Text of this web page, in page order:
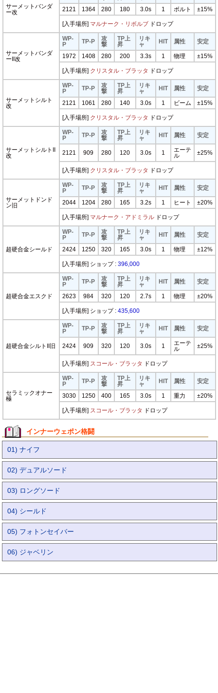
サーメットバンダ
ー改
2121 1364 280 180 3.0s 1 ボルト ±15%
[入手場所] マルナーク・リボルブドロップ
サーメットバンダ
ーII改
WP-
P
TP-P
攻
撃
TP上
昇
リキ
ャ
HIT 属性 安定
1972 1408 280 200 3.3s 1 物理 ±15%
[入手場所] クリスタル・ブラッタ ドロップ
サーメットシルト
改
WP-
P
TP-P
攻
撃
TP上
昇
リキ
ャ
HIT 属性 安定
2121 1061 280 140 3.0s 1 ビーム ±15%
[入手場所] クリスタル・ブラッタ ドロップ
サーメットシルトII
改
WP-
P
TP-P
攻
撃
TP上
昇
リキ
ャ
HIT 属性 安定
2121 909 280 120 3.0s 1
エーテ
ル
±25%
[入手場所] クリスタル・ブラッタ ドロップ
サーメットドンド
ン旧
WP-
P
TP-P
攻
撃
TP上
昇
リキ
ャ
HIT 属性 安定
2044 1204 280 165 3.2s 1 ヒート ±20%
[入手場所] マルナーク・アドミラルドロップ
超硬合金シールド
WP-
P
TP-P
攻
撃
TP上
昇
リキ
ャ
HIT 属性 安定
2424 1250 320 165 3.0s 1 物理 ±12%
[入手場所] ショップ : 396,000
超硬合金エスクド
WP-
P
TP-P
攻
撃
TP上
昇
リキ
ャ
HIT 属性 安定
2623 984 320 120 2.7s 1 物理 ±20%
[入手場所] ショップ : 435,600
超硬合金シルトII旧
WP-
P
TP-P
攻
撃
TP上
昇
リキ
ャ
HIT 属性 安定
2424 909 320 120 3.0s 1
エーテ
ル
±25%
[入手場所] スコール・ブラッタ ドロップ
セラミックオナー
極
WP-
P
TP-P
攻
撃
TP上
昇
リキ
ャ
HIT 属性 安定
3030 1250 400 165 3.0s 1 重力 ±20%
[入手場所] スコール・ブラッタ ドロップ
インナーウェポン格闘
01) ナイフ
02) デュアルソード
03) ロングソード
04) シールド
05) フォトンセイバー
06) ジャベリン